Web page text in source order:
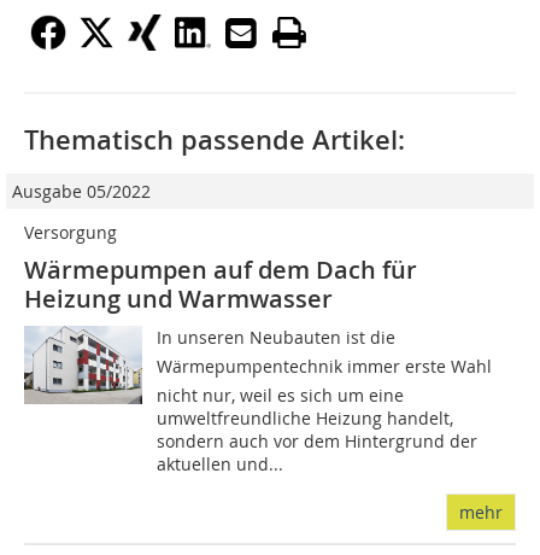
Thematisch passende Artikel:
Ausgabe 05/2022
Versorgung
Wärmepumpen auf dem Dach für
Heizung und Warmwasser
In unseren Neubauten ist die
Wärmepumpentechnik immer erste Wahl 
nicht nur, weil es sich um eine
umweltfreundliche Heizung handelt,
sondern auch vor dem Hintergrund der
aktuellen und...
mehr